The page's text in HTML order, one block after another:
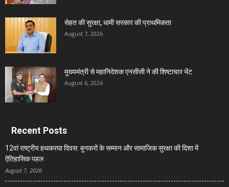
सेहत की सुरक्षा, धामी सरकार की प्राथमिकता
August 7, 2026
मुख्यमंत्री से महानिदेशक एनसीसी ने की शिष्टाचार भेंट
August 6, 2026
Recent Posts
12वां राष्ट्रीय हथकरघा दिवस: बुनकरों के सम्मान और सामाजिक सुरक्षा की दिशा में
ऐतिहासिक पहल
August 7, 2026